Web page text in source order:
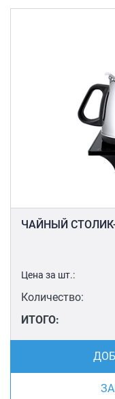
ЧАЙНЫЙ СТОЛИК-
Цена за шт.:
Количество:
ИТОГО: